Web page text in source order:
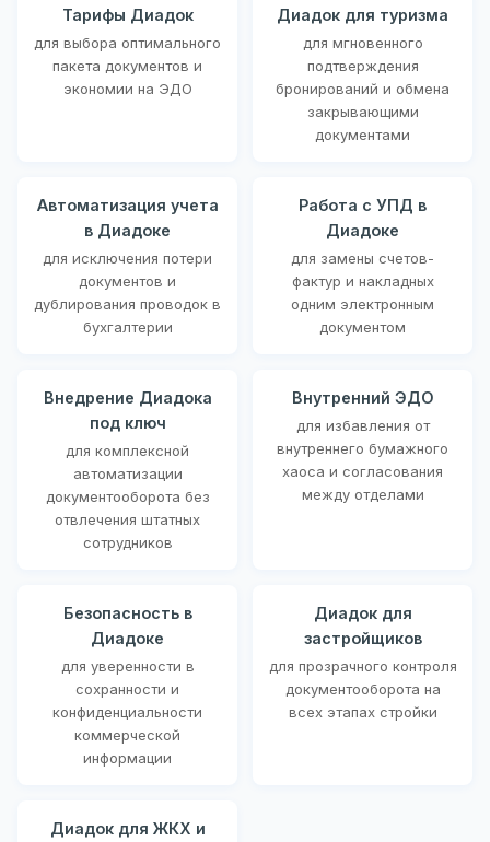
Тарифы Диадок
для выбора оптимального
пакета документов и
экономии на ЭДО
Диадок для туризма
для мгновенного
подтверждения
бронирований и обмена
закрывающими
документами
Автоматизация учета
в Диадоке
для исключения потери
документов и
дублирования проводок в
бухгалтерии
Работа с УПД в
Диадоке
для замены счетов-
фактур и накладных
одним электронным
документом
Внедрение Диадока
под ключ
для комплексной
автоматизации
документооборота без
отвлечения штатных
сотрудников
Внутренний ЭДО
для избавления от
внутреннего бумажного
хаоса и согласования
между отделами
Безопасность в
Диадоке
для уверенности в
сохранности и
конфиденциальности
коммерческой
информации
Диадок для
застройщиков
для прозрачного контроля
документооборота на
всех этапах стройки
Диадок для ЖКХ и